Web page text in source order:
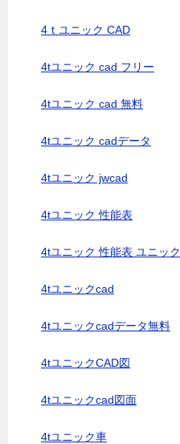
4ｔユニック CAD
4tユニック cad フリー
4tユニック cad 無料
4tユニック cadデータ
4tユニック jwcad
4tユニック 性能表
4tユニック 性能表 ユニック
4tユニックcad
4tユニックcadデータ無料
4tユニックCAD図
4tユニックcad図面
4tユニック車